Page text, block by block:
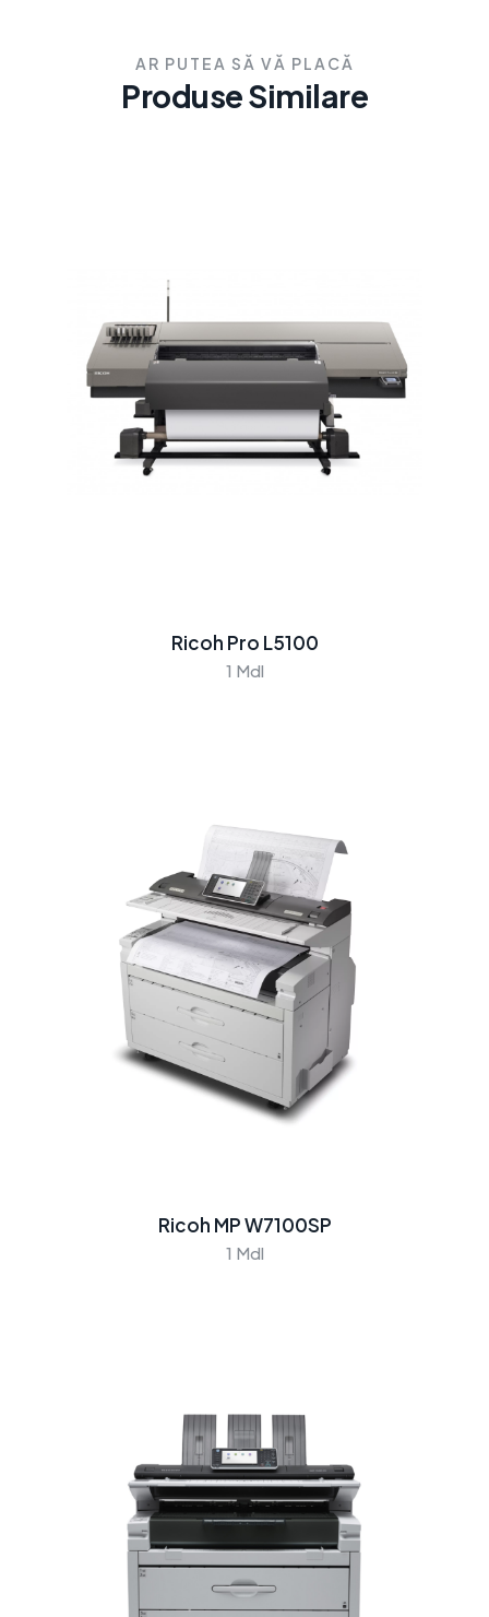
AR PUTEA SĂ VĂ PLACĂ
Produse Similare
Ricoh Pro L5100
1 Mdl
Ricoh MP W7100SP
1 Mdl